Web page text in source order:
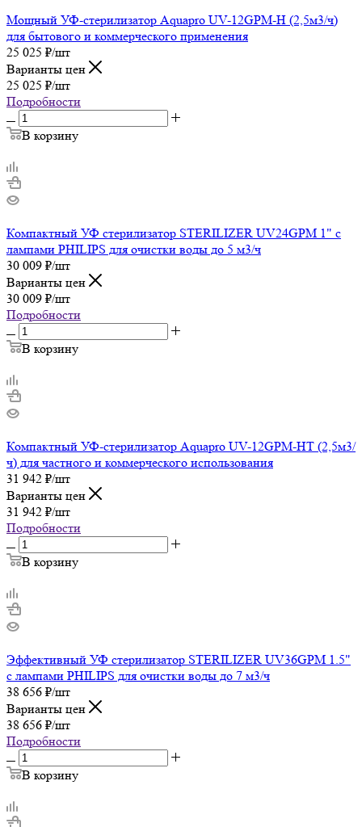
Мощный УФ-стерилизатор Aquapro UV-12GPM-H (2,5м3/ч)
для бытового и коммерческого применения
25 025 ₽/шт
Варианты цен
25 025 ₽/шт
Подробности
В корзину
Компактный УФ стерилизатор STERILIZER UV24GPM 1" с
лампами PHILIPS для очистки воды до 5 м3/ч
30 009 ₽/шт
Варианты цен
30 009 ₽/шт
Подробности
В корзину
Компактный УФ-стерилизатор Aquapro UV-12GPM-HT (2,5м3/
ч) для частного и коммерческого использования
31 942 ₽/шт
Варианты цен
31 942 ₽/шт
Подробности
В корзину
Эффективный УФ стерилизатор STERILIZER UV36GPM 1.5"
с лампами PHILIPS для очистки воды до 7 м3/ч
38 656 ₽/шт
Варианты цен
38 656 ₽/шт
Подробности
В корзину